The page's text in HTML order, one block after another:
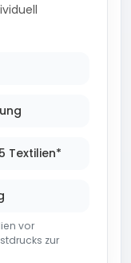
Textilien*
vor
zur